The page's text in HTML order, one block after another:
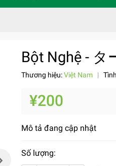
Bột Nghệ -
Thương hiệu:Việt Nam |
¥200
Mô tả đang cập nhật
Số lượng: